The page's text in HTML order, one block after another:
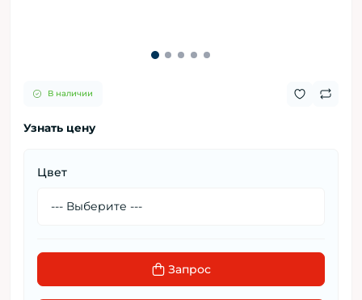
В наличии
Узнать цену
Цвет
Запрос